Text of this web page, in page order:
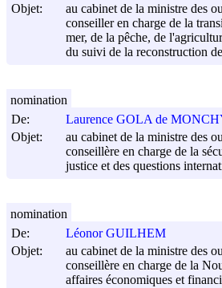
Objet:
au cabinet de la ministre des
conseiller en charge de la
mer, de la pêche, de
du suivi de la reconstruction
De:
Laurence GOLA de
Objet:
au cabinet de la ministre des
conseillère en charge de la
justice et des questions
nomination
De:
Léonor GUILHEM
Objet:
au cabinet de la ministre des
conseillère en charge de la
affaires économiques et
nomination